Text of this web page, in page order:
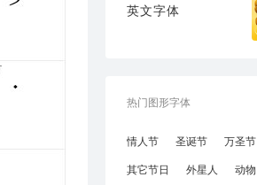
英文字体
热门图形字体
情人节 圣诞节 万圣节
其它节日
外星人 动物